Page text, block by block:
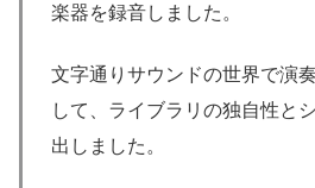
楽器を録音しました。
文字通りサウンドの世界で演
して、ライブラリの独自性と
出しました。